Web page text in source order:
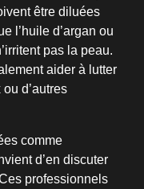
être diluées
l’huile d’argan ou
pas la peau.
aider à lutter
d’autres
comme
d’en discuter
professionnels